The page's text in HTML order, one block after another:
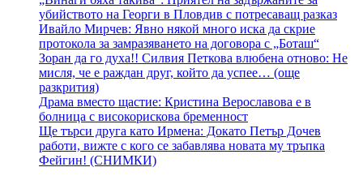
убийството на Георги в Пловдив с потресаващ разказ
Ивайло Мирчев: Явно някой много иска да скрие
протокола за замразяването на договора с „Боташ“
Зоран да го духа!! Силвия Петкова влюбена отново: Не
мисля, че е раждан друг, който да успее… (още
разкрития)
Драма вместо щастие: Кристина Верославова е в
болница с високорискова бременност
Ще търси друга като Ирмена: Докато Петър Дочев
работи, вижте с кого се забавлява новата му тръпка
Фейгин! (СНИМКИ)